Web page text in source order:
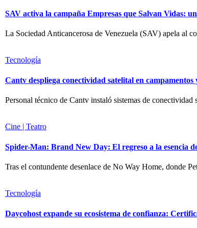
SAV activa la campaña Empresas que Salvan Vidas:
La Sociedad Anticancerosa de Venezuela (SAV) apela al
Tecnología
Cantv despliega conectividad satelital en
Personal técnico de Cantv instaló sistemas de
Cine | Teatro
Spider-Man: Brand New Day: El regreso a la esencia
Tras el contundente desenlace de No Way Home, donde
Tecnología
Daycohost expande su ecosistema de confianza: